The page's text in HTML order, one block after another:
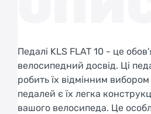
Педалі KLS FLAT 10 - це
велосипедний досвід. Ці
робить їх відмінним
педалей є їх легка
вашого велосипеда. Це